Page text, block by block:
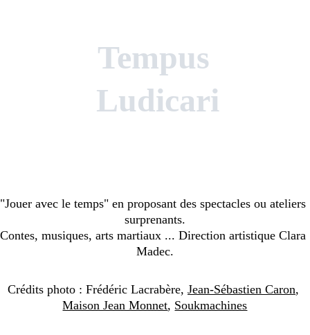
Tempus
Ludicari
"Jouer avec le temps" en proposant des spectacles ou ateliers
surprenants.
Contes, musiques, arts martiaux ... Direction artistique Clara
Madec.
Crédits photo : Frédéric Lacrabère, Jean-Sébastien Caron,
Maison Jean Monnet, Soukmachines